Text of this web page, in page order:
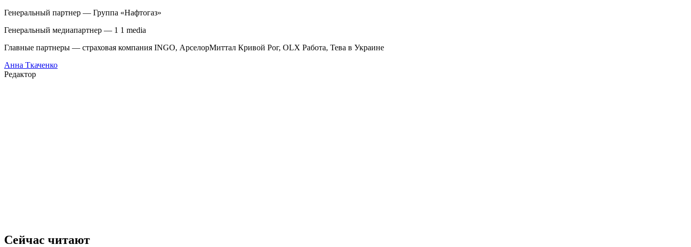
Генеральный партнер — Группа «Нафтогаз»
Генеральный медиапартнер — 1 1 media
Главные партнеры — страховая компания INGO, АрселорМиттал Кривой Рог, OLX Работа, Тева в Украине
Анна Ткаченко
Редактор
Сейчас читают